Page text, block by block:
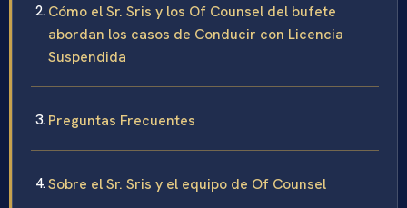
Cómo el Sr. Sris y los Of Counsel del bufete
abordan los casos de Conducir con Licencia
Suspendida
Preguntas Frecuentes
Sobre el Sr. Sris y el equipo de Of Counsel